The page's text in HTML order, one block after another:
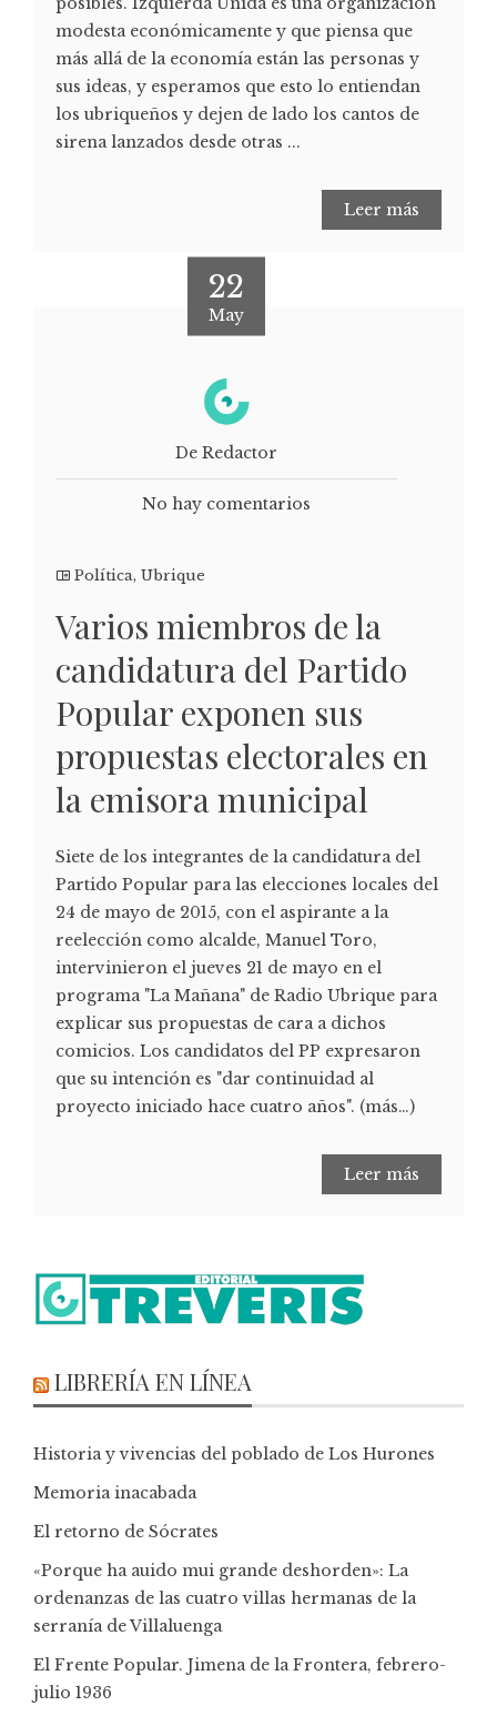
modesta económicamente y que piensa que
más allá de la economía están las personas y
sus ideas, y esperamos que esto lo entiendan
los ubriqueños y dejen de lado los cantos de
sirena lanzados desde otras ...
Leer más
22
May
De Redactor
No hay comentarios
Política, Ubrique
Varios miembros de la
candidatura del Partido
Popular exponen sus
propuestas electorales en
la emisora municipal
Siete de los integrantes de la candidatura del
Partido Popular para las elecciones locales del
24 de mayo de 2015, con el aspirante a la
reelección como alcalde, Manuel Toro,
intervinieron el jueves 21 de mayo en el
programa "La Mañana" de Radio Ubrique para
explicar sus propuestas de cara a dichos
comicios. Los candidatos del PP expresaron
que su intención es "dar continuidad al
proyecto iniciado hace cuatro años". (más…)
Leer más
LIBRERÍA EN LÍNEA
Historia y vivencias del poblado de Los Hurones
Memoria inacabada
El retorno de Sócrates
«Porque ha auido mui grande deshorden»: La
ordenanzas de las cuatro villas hermanas de la
serranía de Villaluenga
El Frente Popular. Jimena de la Frontera, febrero-
julio 1936